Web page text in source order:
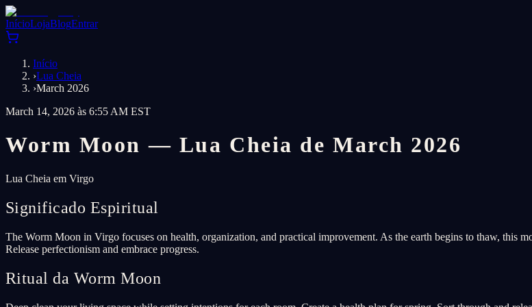
InícioLojaBlogEntrar
Início
›Lua Cheia
›March 2026
March 14, 2026 às 6:55 AM EST
Worm Moon — Lua Cheia de March 2026
Lua Cheia em Virgo
Significado Espiritual
The Worm Moon in Virgo focuses on health, organization, and practical improvement. As the earth begins to thaw, this
Release perfectionism and embrace progress.
Ritual da Worm Moon